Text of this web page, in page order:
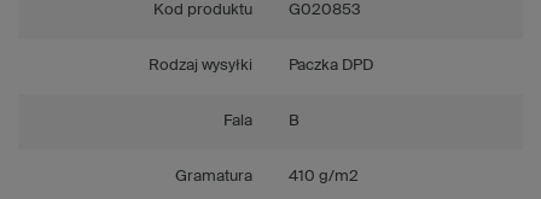
Kod produktu G020853
Rodzaj wysyłki Paczka DPD
Fala B
Gramatura 410 g/m2